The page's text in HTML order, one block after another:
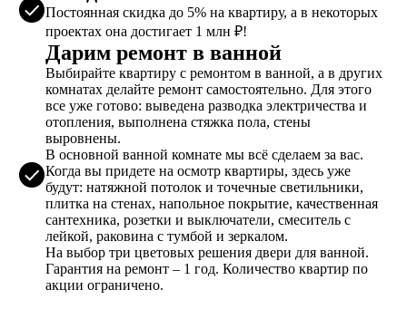
Постоянная скидка до 5% на квартиру, а в некоторых
проектах она достигает 1 млн ₽!
Дарим ремонт в ванной
Выбирайте квартиру с ремонтом в ванной, а в других
комнатах делайте ремонт самостоятельно. Для этого
все уже готово: выведена разводка электричества и
отопления, выполнена стяжка пола, стены
выровнены.
В основной ванной комнате мы всё сделаем за вас.
Когда вы придете на осмотр квартиры, здесь уже
будут: натяжной потолок и точечные светильники,
плитка на стенах, напольное покрытие, качественная
сантехника, розетки и выключатели, смеситель с
лейкой, раковина с тумбой и зеркалом.
На выбор три цветовых решения двери для ванной.
Гарантия на ремонт – 1 год. Количество квартир по
акции ограничено.